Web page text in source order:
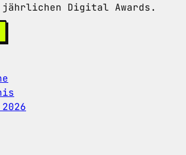
jährlichen Digital Awards.